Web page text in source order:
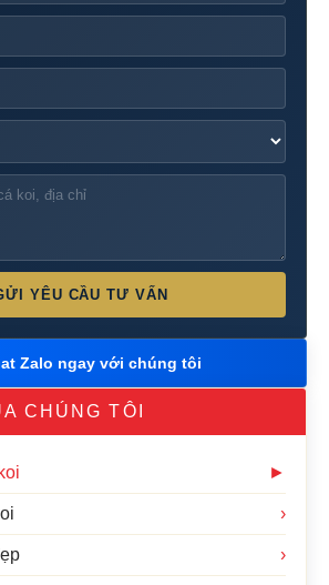
YÊU CẦU TƯ VẤN
Zalo ngay với chúng tôi
CHÚNG TÔI
►
›
›